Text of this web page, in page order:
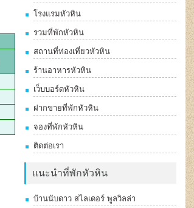
โรงแรมหัวหิน
รวมที่พักหัวหิน
สถานที่ท่องเที่ยวหัวหิน
ร้านอาหารหัวหิน
เว็บบอร์ดหัวหิน
ฝากขายที่พักหัวหิน
จองที่พักหัวหิน
ติดต่อเรา
แนะนำที่พักหัวหิน
บ้านนับดาว สไลเดอร์ พูลวิลล่า